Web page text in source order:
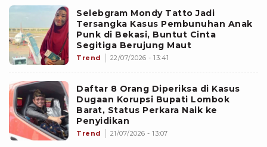
Selebgram Mondy Tatto Jadi
Tersangka Kasus Pembunuhan Anak
Punk di Bekasi, Buntut Cinta
Segitiga Berujung Maut
Trend 22/07/2026 - 13:41
Daftar 8 Orang Diperiksa di Kasus
Dugaan Korupsi Bupati Lombok
Barat, Status Perkara Naik ke
Penyidikan
Trend 21/07/2026 - 13:07